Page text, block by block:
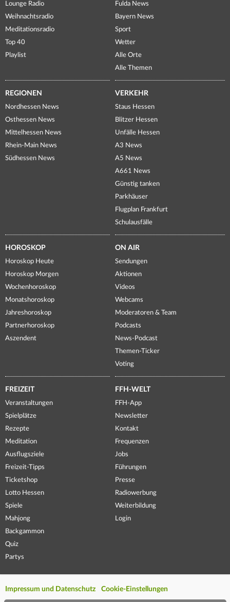
Lounge Radio
Weihnachtsradio
Meditationsradio
Top 40
Playlist
Fulda News
Bayern News
Sport
Wetter
Alle Orte
Alle Themen
REGIONEN
Nordhessen News
Osthessen News
Mittelhessen News
Rhein-Main News
Südhessen News
VERKEHR
Staus Hessen
Blitzer Hessen
Unfälle Hessen
A3 News
A5 News
A661 News
Günstig tanken
Parkhäuser
Flugplan Frankfurt
Schulausfälle
HOROSKOP
Horoskop Heute
Horoskop Morgen
Wochenhoroskop
Monatshoroskop
Jahreshoroskop
Partnerhoroskop
Aszendent
ON AIR
Sendungen
Aktionen
Videos
Webcams
Moderatoren & Team
Podcasts
News-Podcast
Themen-Ticker
Voting
FREIZEIT
Veranstaltungen
Spielplätze
Rezepte
Meditation
Ausflugsziele
Freizeit-Tipps
Ticketshop
Lotto Hessen
Spiele
Mahjong
Backgammon
Quiz
Partys
FFH-WELT
FFH-App
Newsletter
Kontakt
Frequenzen
Jobs
Führungen
Presse
Radiowerbung
Weiterbildung
Login
Impressum und Datenschutz Cookie-Einstellungen